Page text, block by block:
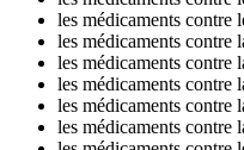
les médicaments contre
les médicaments contre
les médicaments contre
les médicaments contre
les médicaments contre
les médicaments contre